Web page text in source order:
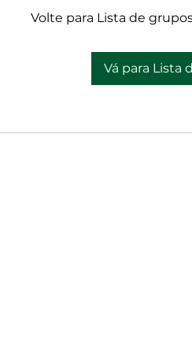
Volte para Lista de
Vá para Lista